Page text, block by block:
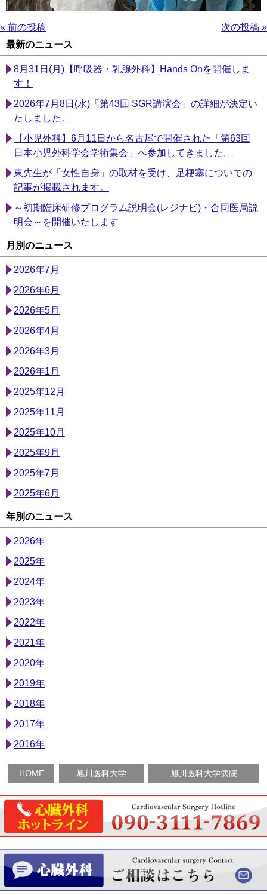
« 前の投稿
次の投稿 »
最新のニュース
8月31日(月)【呼吸器・乳腺外科】Hands Onを開催しま
す！
2026年7月8日(水)「第43回 SGR講演会」の詳細が決定い
たしました。
【小児外科】6月11日から名古屋で開催された「第63回
日本小児外科学会学術集会」へ参加してきました。
東先生が「女性自身」の取材を受け、足梗塞についての
記事が掲載されます。
～初期臨床研修プログラム説明会(レジナビ)・合同医局説
明会～を開催いたします
月別のニュース
2026年7月
2026年6月
2026年5月
2026年4月
2026年3月
2026年1月
2025年12月
2025年11月
2025年10月
2025年9月
2025年7月
2025年6月
年別のニュース
2026年
2025年
2024年
2023年
2022年
2021年
2020年
2019年
2018年
2017年
2016年
HOME 旭川医科大学 旭川医科大学病院